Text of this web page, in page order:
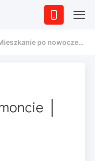
po nowoczesnym remoncie │ Słoneczny Brzeg
│